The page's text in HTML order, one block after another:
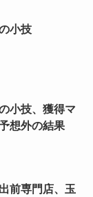
小技
小技、獲得マ
想外の結果
前専門店、玉